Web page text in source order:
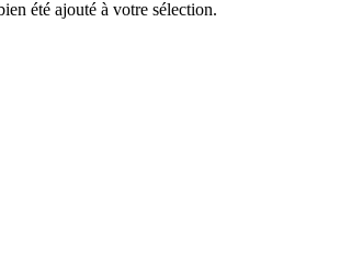
été ajouté à votre sélection.